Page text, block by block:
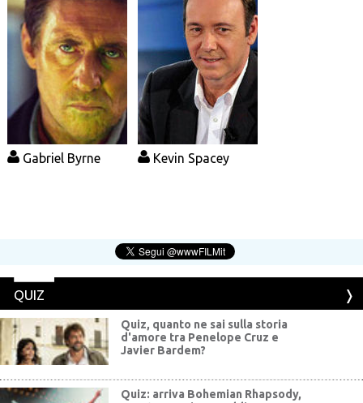
Gabriel Byrne Kevin Spacey
QUIZ
Quiz, quanto ne sai sulla storia
d'amore tra Penelope Cruz e
Javier Bardem?
Quiz: arriva Bohemian Rhapsody,